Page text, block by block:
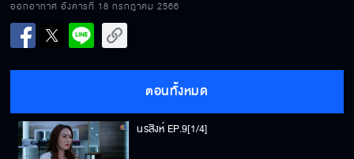
ออกอากาศ อังคารที่ 18 กรกฎาคม 2566
ตอนทั้งหมด
นรสิงห์ EP.9[1/4]